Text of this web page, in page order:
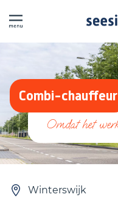
Combi-chauffeur
Winterswijk